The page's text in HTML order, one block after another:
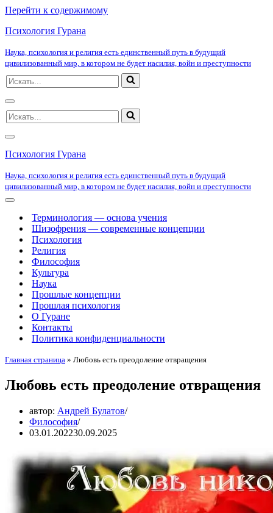
Перейти к содержимому
Психология Гурана
Наука, психология и религия есть единственный путь в будущий
цивилизованный мир, в котором не будет насилия, войн и преступности
Искать...
Меню
навигации
Искать...
Меню
навигации
Психология Гурана
Наука, психология и религия есть единственный путь в будущий
цивилизованный мир, в котором не будет насилия, войн и преступности
Меню
навигацииТерминология — основа учения
Шизофрения — современные концепции
Психология
Религия
Философия
Культура
Наука
Прошлые концепции
Прошлая психология
О Гуране
Контакты
Политика конфиденциальности
Главная страница » Любовь есть преодоление отвращения
Любовь есть преодоление отвращения
автор: Андрей Булатов
Философия
03.01.202230.09.2025